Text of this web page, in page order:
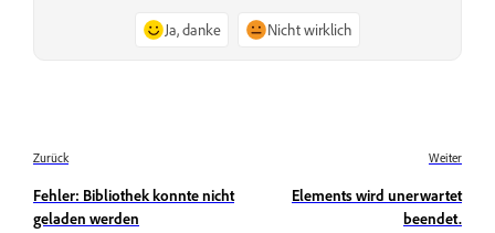
Ja, danke Nicht wirklich
Zurück
Fehler: Bibliothek konnte nicht
geladen werden
Weiter
Elements wird unerwartet
beendet.